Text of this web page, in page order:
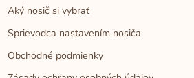
Aký nosič si vybrať
Sprievodca nastavením nosiča
Obchodné podmienky